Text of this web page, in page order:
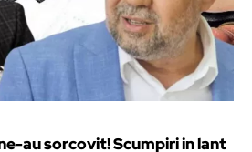
au sorcovit! Scumpiri in lant